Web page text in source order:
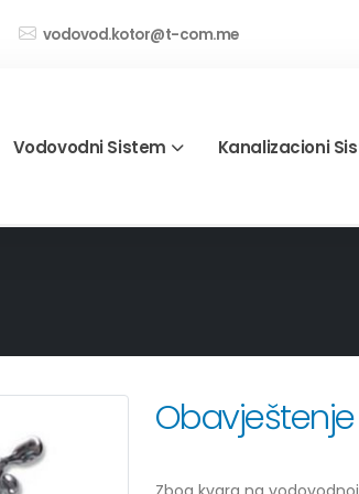
vodovod.kotor@t-com.me
Vodovodni Sistem Kanalizacioni
Obavještenje